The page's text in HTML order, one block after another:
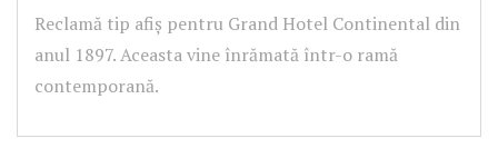
Reclamă tip afiș pentru Grand Hotel Continental din
anul 1897. Aceasta vine înrămată într-o ramă
contemporană.